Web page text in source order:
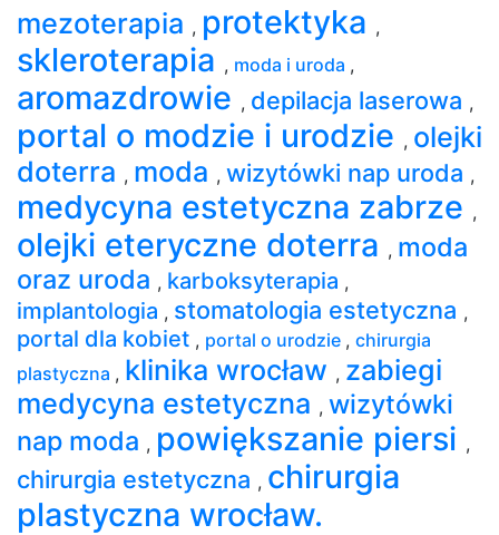
mezoterapia , protektyka ,
skleroterapia , moda i uroda ,
aromazdrowie , depilacja laserowa ,
portal o modzie i urodzie , olejki
doterra , moda , wizytówki nap uroda ,
medycyna estetyczna zabrze ,
olejki eteryczne doterra , moda
oraz uroda , karboksyterapia ,
implantologia , stomatologia estetyczna ,
portal dla kobiet , portal o urodzie , chirurgia
plastyczna , klinika wrocław , zabiegi
medycyna estetyczna , wizytówki
nap moda , powiększanie piersi ,
chirurgia estetyczna , chirurgia
plastyczna wrocław.